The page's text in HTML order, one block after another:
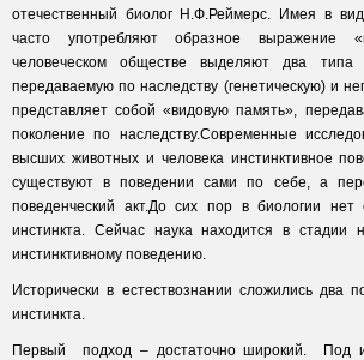
отечественный биолог Н.Ф.Реймерс. Имея в
часто употребляют образное выражение
человеческом обществе выделяют два
передаваемую по наследству (генетическую) и
представляет собой «видовую память»,
поколение по наследству.Современные
высших животных и человека инстинктивное
существуют в поведении сами по себе, а
поведенческий акт.До сих пор в биологии нет
инстинкта. Сейчас наука находится в стадии
инстинктивному поведению.
Исторически в естествознании сложились два
инстинкта.
Первый подход – достаточно широкий. Под